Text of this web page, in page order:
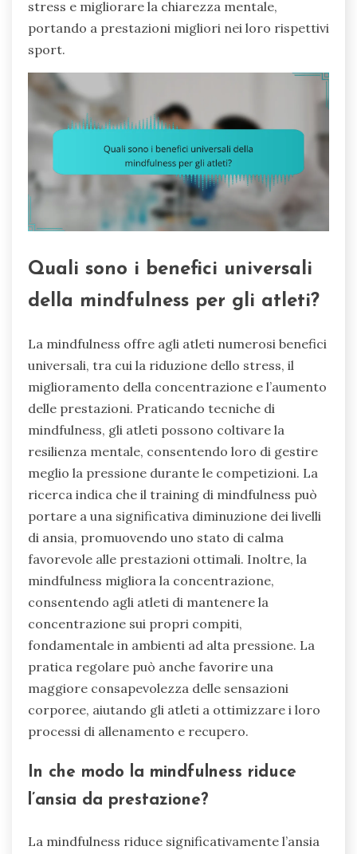
stress e migliorare la chiarezza mentale,
portando a prestazioni migliori nei loro rispettivi
sport.
Quali sono i benefici universali
della mindfulness per gli atleti?
La mindfulness offre agli atleti numerosi benefici
universali, tra cui la riduzione dello stress, il
miglioramento della concentrazione e l’aumento
delle prestazioni. Praticando tecniche di
mindfulness, gli atleti possono coltivare la
resilienza mentale, consentendo loro di gestire
meglio la pressione durante le competizioni. La
ricerca indica che il training di mindfulness può
portare a una significativa diminuzione dei livelli
di ansia, promuovendo uno stato di calma
favorevole alle prestazioni ottimali. Inoltre, la
mindfulness migliora la concentrazione,
consentendo agli atleti di mantenere la
concentrazione sui propri compiti,
fondamentale in ambienti ad alta pressione. La
pratica regolare può anche favorire una
maggiore consapevolezza delle sensazioni
corporee, aiutando gli atleti a ottimizzare i loro
processi di allenamento e recupero.
In che modo la mindfulness riduce
l’ansia da prestazione?
La mindfulness riduce significativamente l’ansia